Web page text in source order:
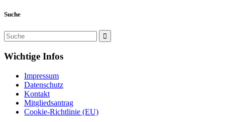
Suche
Wichtige Infos
Impressum
Datenschutz
Kontakt
Mitgliedsantrag
Cookie-Richtlinie (EU)